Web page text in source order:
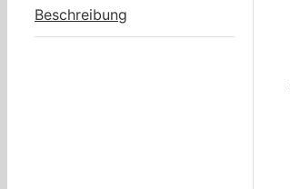
Beschreibung